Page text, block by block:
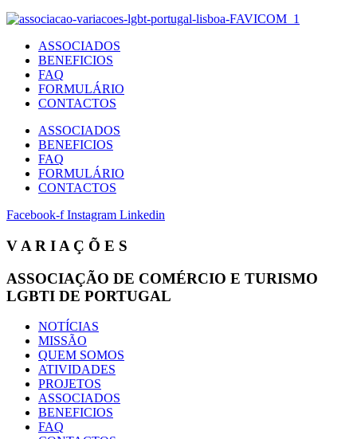
ASSOCIADOS
BENEFICIOS
FAQ
FORMULÁRIO
CONTACTOS
ASSOCIADOS
BENEFICIOS
FAQ
FORMULÁRIO
CONTACTOS
Facebook-f Instagram Linkedin
V A R I A Ç Õ E S
ASSOCIAÇÃO DE COMÉRCIO E TURISMO
LGBTI DE PORTUGAL
NOTÍCIAS
MISSÃO
QUEM SOMOS
ATIVIDADES
PROJETOS
ASSOCIADOS
BENEFICIOS
FAQ